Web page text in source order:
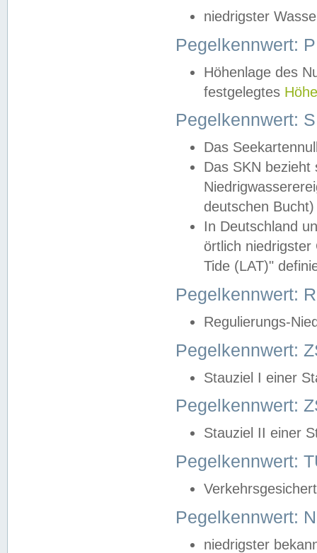
niedrigster
Pegelkennwert:
Höhenlage des
festgelegtes
Pegelkennwert:
Das
Das SKN
deutschen
In Deutschland
örtlich
Tide (LAT)"
Pegelkennwert:
Regulierungs-
Pegelkennwert:
Stauziel I einer
Pegelkennwert:
Stauziel II einer
Pegelkennwert:
Pegelkennwert:
niedrigster